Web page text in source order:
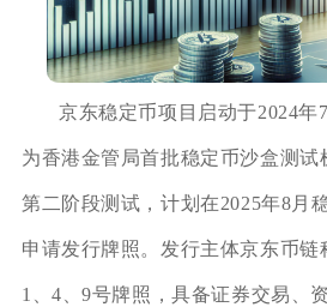
京东稳定币项目启动于2024年
为香港金管局首批稳定币沙盒测试
第二阶段测试，计划在2025年8月
申请发行牌照。发行主体京东币链
1、4、9号牌照，具备证券交易、